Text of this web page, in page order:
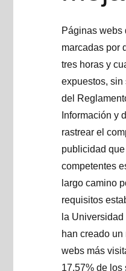
Páginas webs que entorpecen el acceso a los contenidos si no se aceptan las ‘cookies’, casillas marcadas por defecto, utilización de técnicas de rastreo poco conocidas por el usuario medio… en las tres horas y cuarenta minutos que los españoles pasamos pegados al ‘smartphone’ cada día, estamos expuestos, sin saberlo, a diversas prácticas que atentan contra nuestra privacidad . Los incumplimientos del Reglamento General de Protección de Datos (RGPD) y de la Ley de Servicios de la Sociedad de la Información y de Comercio Electrónico (LSSI) se propagan por el mundo digital con el objetivo de rastrear el comportamiento de los internautas para crear perfiles que puedan usarse para ajustar la publicidad que se mostrará . A pesar de que los profesionales del ámbito académico y las autoridades competentes están desarrollando nuevas herramientas para perseguir a los infractores, aún queda un largo camino por recorrer para que sean legión los portales que implementen correctamente los requisitos establecidos en las normativas. Investigadores de la Universitat Oberta de Catalunya (UOC), la Universidad de Girona (UdG) y el Centro de Investigación en Ciberseguridad de Cataluña (Cybercat) han creado un método propio basado en cuatro algoritmos y un índice con el que han analizado las 464 webs más visitadas en España, según el ranking de Alexa. Los resultados ponen blanco sobre negro: el 17,57% de los sitios presentan ‘cookies’ no esenciales